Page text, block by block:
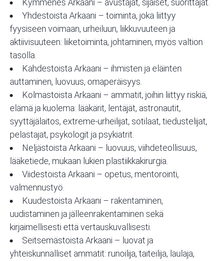
Kymmenes Arkaani – avustajat, sijaiset, suorittajat.
Yhdestoista Arkaani – toiminta, joka liittyy
fyysiseen voimaan, urheiluun, liikkuvuuteen ja
aktiivisuuteen: liiketoiminta, johtaminen, myös valtion
tasolla.
Kahdestoista Arkaani – ihmisten ja eläinten
auttaminen, luovuus, omaperäisyys.
Kolmastoista Arkaani – ammatit, joihin liittyy riskiä,
elämä ja kuolema: lääkärit, lentäjät, astronautit,
syyttäjälaitos, extreme-urheilijat, sotilaat, tiedustelijat,
pelastajat, psykologit ja psykiatrit.
Neljästoista Arkaani – luovuus, viihdeteollisuus,
lääketiede, mukaan lukien plastiikkakirurgia.
Viidestoista Arkaani – opetus, mentorointi,
valmennustyö.
Kuudestoista Arkaani – rakentaminen,
uudistaminen ja jälleenrakentaminen sekä
kirjaimellisesti että vertauskuvallisesti.
Seitsemästoista Arkaani – luovat ja
yhteiskunnalliset ammatit: runoilija, taiteilija, laulaja,